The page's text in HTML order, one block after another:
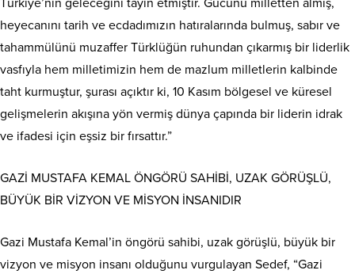
Türkiye’nin geleceğini tayin etmiştir. Gücünü milletten almış,
heyecanını tarih ve ecdadımızın hatıralarında bulmuş, sabır ve
tahammülünü muzaffer Türklüğün ruhundan çıkarmış bir liderlik
vasfıyla hem milletimizin hem de mazlum milletlerin kalbinde
taht kurmuştur, şurası açıktır ki, 10 Kasım bölgesel ve küresel
gelişmelerin akışına yön vermiş dünya çapında bir liderin idrak
ve ifadesi için eşsiz bir fırsattır.”
GAZİ MUSTAFA KEMAL ÖNGÖRÜ SAHİBİ, UZAK GÖRÜŞLÜ,
BÜYÜK BİR VİZYON VE MİSYON İNSANIDIR
Gazi Mustafa Kemal’in öngörü sahibi, uzak görüşlü, büyük bir
vizyon ve misyon insanı olduğunu vurgulayan Sedef, “Gazi